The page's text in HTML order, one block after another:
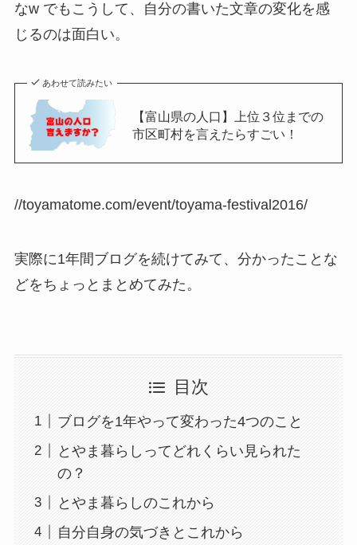
なw でもこうして、自分の書いた文章の変化を感
じるのは面白い。
あわせて読みたい
【富山県の人口】上位３位までの
市区町村を言えたらすごい！
//toyamatome.com/event/toyama-festival2016/
実際に1年間ブログを続けてみて、分かったことな
どをちょっとまとめてみた。
目次
ブログを1年やって変わった4つのこと
とやま暮らしってどれくらい見られた
の？
とやま暮らしのこれから
自分自身の気づきとこれから